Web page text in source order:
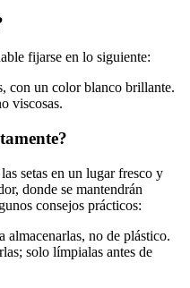
fijarse en lo siguiente:
con un color blanco brillante.
viscosas.
setas en un lugar fresco y
donde se mantendrán
consejos prácticos:
almacenarlas, no de plástico.
solo límpialas antes de